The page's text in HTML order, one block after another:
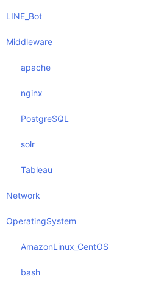
LINE_Bot
Middleware
apache
nginx
PostgreSQL
solr
Tableau
Network
OperatingSystem
AmazonLinux_CentOS
bash